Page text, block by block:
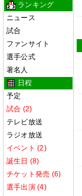
ランキング
ニュース
試合
ファンサイト
選手公式
著名人
日程
予定
試合 (2)
テレビ放送
ラジオ放送
イベント (2)
誕生日 (8)
チケット発売 (6)
選手出演 (4)